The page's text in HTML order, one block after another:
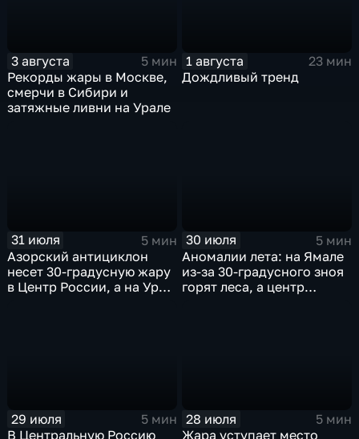
3 августа
5 мин
Рекорды жары в Москве,
смерчи в Сибири и
затяжные ливни на Урале
1 августа
23 мин
Дождливый тренд
31 июля
5 мин
Азорский антициклон
несет 30-градусную жару
в Центр России, а на Урал
30 июля
5 мин
Аномалии лета: на Ямале
из-за 30-градусного зноя
горят леса, а центр
29 июля
5 мин
В Центральную Россию
28 июля
5 мин
Жара уступает место